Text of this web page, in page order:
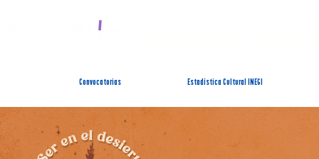
Convocatorias Estadística Cultural INEGI